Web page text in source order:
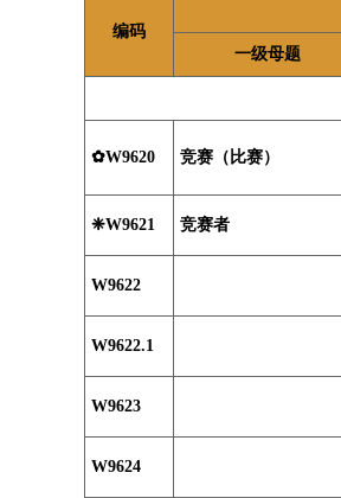
编码
一级母题
✿W9620 竞赛（比赛）
❈W9621 竞赛者
W9622
W9622.1
W9623
W9624